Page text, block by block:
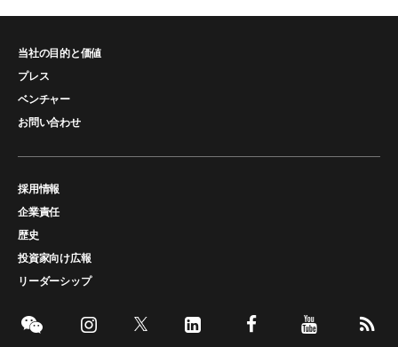
当社の目的と価値
プレス
ベンチャー
お問い合わせ
採用情報
企業責任
歴史
投資家向け広報
リーダーシップ